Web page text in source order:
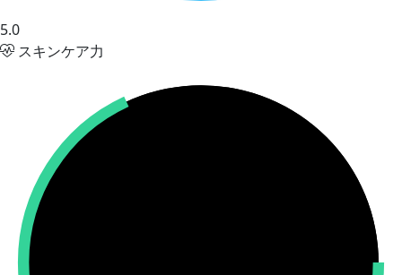
5.0
スキンケア力